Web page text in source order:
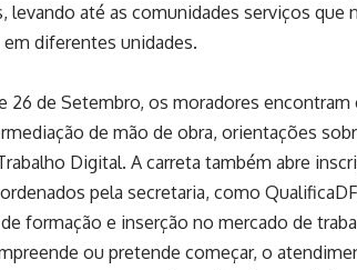
levando até as comunidades serviços
diferentes unidades.
26 de Setembro, os moradores
de mão de obra, orientações
Digital. A carreta também abre
pela secretaria, como
formação e inserção no mercado de
ou pretende começar, o